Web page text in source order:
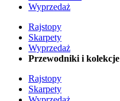
Wyprzedaż
Rajstopy
Skarpety
Wyprzedaż
Przewodniki i kolekcje
Rajstopy
Skarpety